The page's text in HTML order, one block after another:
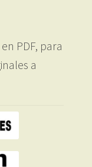
PDF, para
a